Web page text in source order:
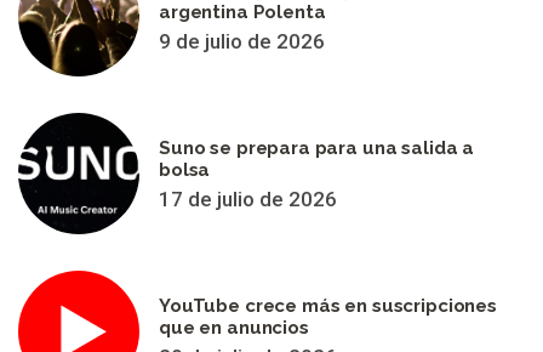
argentina Polenta
9 de julio de 2026
Suno se prepara para una salida a
bolsa
17 de julio de 2026
YouTube crece más en suscripciones
que en anuncios